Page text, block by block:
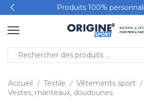
Produits 100%
Accueil / Textile / Vêtements sport /
Vestes, manteaux, doudounes